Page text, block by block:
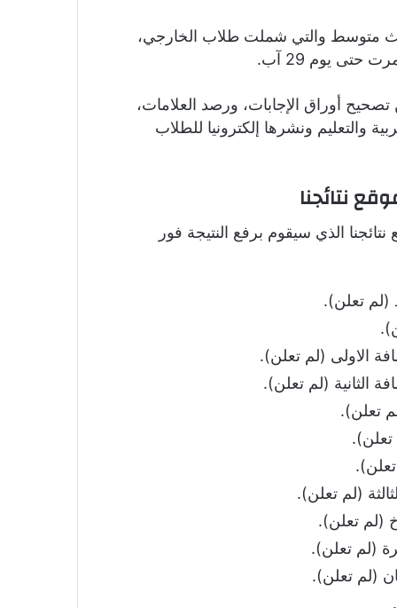
متوسط والتي شملت طلاب الخارجي،
أوراق الإجابات، ورصد العلامات،
والتعليم ونشرها إلكترونيا للطلاب
الذي سيقوم برفع النتيجة فور